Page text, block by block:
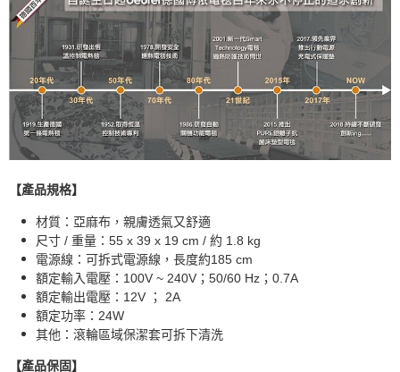
【產品規格】
材質：亞麻布，親膚透氣又舒適
尺寸 / 重量：55 x 39 x 19 cm / 約 1.8 kg
電源線：可拆式電源線，長度約185 cm
額定輸入電壓：100V ~ 240V；50/60 Hz；0.7A
額定輸出電壓：12V ； 2A
額定功率：24W
其他：滾輪區域保潔套可拆下清洗
【產品保固】